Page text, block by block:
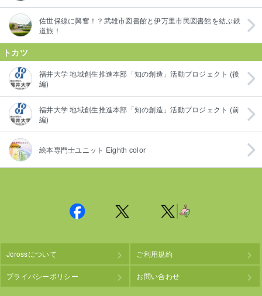
佐世保線に興奮！？武雄市図書館と伊万里市民図書館を結ぶ鉄
道旅！
トカツ
福井大学 地域創生推進本部「知の創造」活動プロジェクト (後
編)
福井大学 地域創生推進本部「知の創造」活動プロジェクト (前
編)
絵本専門士ユニット Eighth color
Jcrossについて ご利用規約
プライバシーポリシー お問い合わせ